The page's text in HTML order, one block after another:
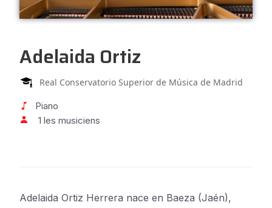
Adelaida Ortiz
Real Conservatorio Superior de Música de Madrid
Piano
1 les musiciens
Adelaida Ortiz Herrera nace en Baeza (Jaén),